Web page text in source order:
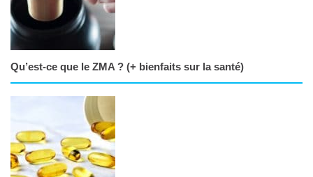
Qu’est-ce que le ZMA ? (+ bienfaits sur la santé)